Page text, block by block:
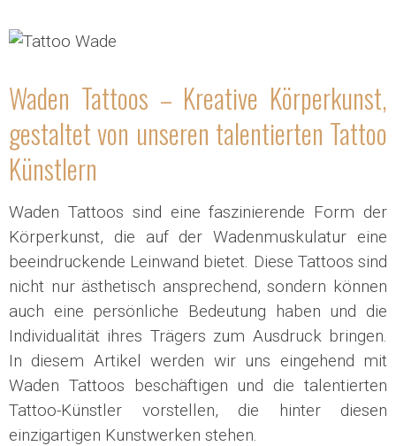
Waden Tattoos – Kreative Körperkunst,
gestaltet von unseren talentierten Tattoo
Künstlern
Waden Tattoos sind eine faszinierende Form der
Körperkunst, die auf der Wadenmuskulatur eine
beeindruckende Leinwand bietet. Diese Tattoos sind
nicht nur ästhetisch ansprechend, sondern können
auch eine persönliche Bedeutung haben und die
Individualität ihres Trägers zum Ausdruck bringen.
In diesem Artikel werden wir uns eingehend mit
Waden Tattoos beschäftigen und die talentierten
Tattoo-Künstler vorstellen, die hinter diesen
einzigartigen Kunstwerken stehen.